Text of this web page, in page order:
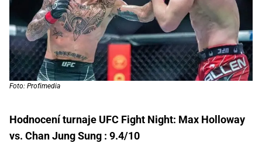
Foto: Profimedia
Hodnocení turnaje UFC Fight Night: Max Holloway
vs. Chan Jung Sung : 9.4/10